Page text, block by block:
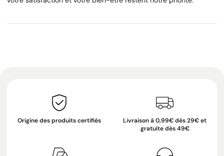
Origine des produits certifiés
Livraison à 0,99€ dès 29€ et
gratuite dès 49€